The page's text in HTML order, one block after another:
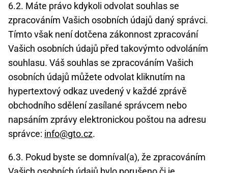
6.2. Máte právo kdykoli odvolat souhlas se
zpracováním Vašich osobních údajů daný správci.
Tímto však není dotčena zákonnost zpracování
Vašich osobních údajů před takovýmto odvoláním
souhlasu. Váš souhlas se zpracováním Vašich
osobních údajů můžete odvolat kliknutím na
hypertextový odkaz uvedený v každé zprávě
obchodního sdělení zasílané správcem nebo
napsáním zprávy elektronickou poštou na adresu
správce: info@gto.cz.
6.3. Pokud byste se domníval(a), že zpracováním